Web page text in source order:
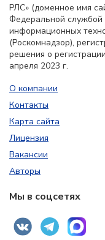
РЛС» (доменное имя
Федеральной службой
информационных
(Роскомнадзор),
решения о
апреля 2023 г.
О компании
Контакты
Карта сайта
Лицензия
Вакансии
Авторы
Мы в соцсетях